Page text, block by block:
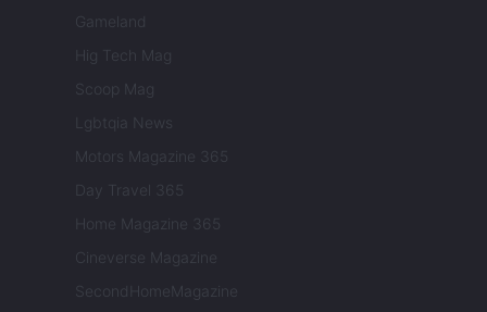
Gameland
Hig Tech Mag
Scoop Mag
Lgbtqia News
Motors Magazine 365
Day Travel 365
Home Magazine 365
Cineverse Magazine
SecondHomeMagazine